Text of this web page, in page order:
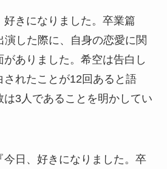
きになりました。卒業篇
演した際に、自身の恋愛に関
がありました。希空は告白し
されたことが12回あると語
は3人であることを明かしてい
今日、好きになりました。卒